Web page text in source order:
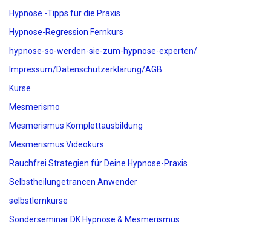
Hypnose -Tipps für die Praxis
Hypnose-Regression Fernkurs
hypnose-so-werden-sie-zum-hypnose-experten/
Impressum/Datenschutzerklärung/AGB
Kurse
Mesmerismo
Mesmerismus Komplettausbildung
Mesmerismus Videokurs
Rauchfrei Strategien für Deine Hypnose-Praxis
Selbstheilungetrancen Anwender
selbstlernkurse
Sonderseminar DK Hypnose & Mesmerismus